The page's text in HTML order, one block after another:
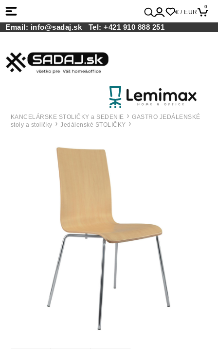
€ / EUR
0
Email: info@sadaj.sk Tel:+421 910 888 251
KANCELÁRSKE STOLIČKY a SEDENIE
GASTRO JEDÁLENSKÉ
stoly a stoličky
Jedálenské STOLIČKY